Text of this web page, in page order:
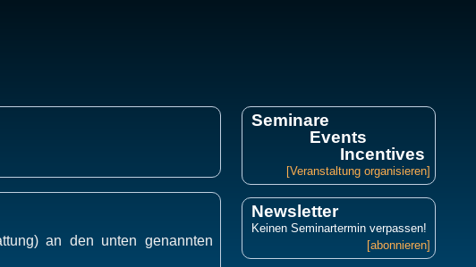
Seminare
Events
Incentives
[Veranstaltung organisieren]
Newsletter
Keinen Seminartermin verpassen!
[abonnieren]
an den unten genannten